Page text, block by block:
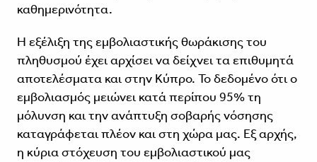
καθημερινότητα.
Η εξέλιξη της εμβολιαστικής θωράκισης του
πληθυσμού έχει αρχίσει να δείχνει τα επιθυμητά
αποτελέσματα και στην Κύπρο. Το δεδομένο ότι ο
εμβολιασμός μειώνει κατά περίπου 95% τη
μόλυνση και την ανάπτυξη σοβαρής νόσησης
καταγράφεται πλέον και στη χώρα μας. Εξ αρχής,
η κύρια στόχευση του εμβολιαστικού μας